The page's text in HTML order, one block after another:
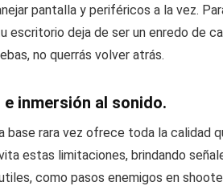
pantalla y periféricos a la vez.
escritorio deja de ser un enredo de
no querrás volver atrás.
inmersión al sonido.
base rara vez ofrece toda la calidad
estas limitaciones, brindando
como pasos enemigos en